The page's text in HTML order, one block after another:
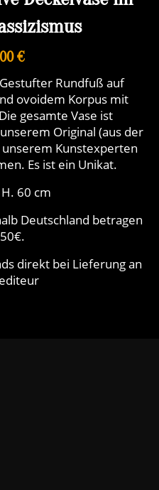
€
Rundfuß auf
ovoidem Korpus mit
gesamte Vase ist
Original (aus der
Kunstexperten
Es ist ein Unikat.
60 cm
Deutschland betragen
direkt bei Lieferung an